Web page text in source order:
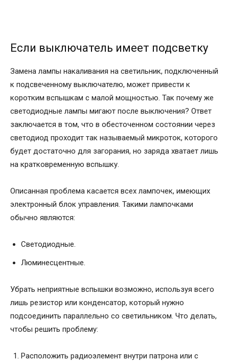
Если выключатель имеет подсветку
Замена лампы накаливания на светильник, подключенный
к подсвеченному выключателю, может привести к
коротким вспышкам с малой мощностью. Так почему же
светодиодные лампы мигают после выключения? Ответ
заключается в том, что в обесточенном состоянии через
светодиод проходит так называемый микроток, которого
будет достаточно для загорания, но заряда хватает лишь
на кратковременную вспышку.
Описанная проблема касается всех лампочек, имеющих
электронный блок управления. Такими лампочками
обычно являются:
Светодиодные.
Люминесцентные.
Убрать неприятные вспышки возможно, используя всего
лишь резистор или конденсатор, который нужно
подсоединить параллельно со светильником. Что делать,
чтобы решить проблему:
Расположить радиоэлемент внутри патрона или с